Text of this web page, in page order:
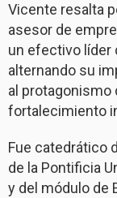
Vicente resalta
asesor de
un efectivo líder
alternando su
al protagonismo
fortalecimiento
Fue catedrático
de la Pontificia
y del módulo de